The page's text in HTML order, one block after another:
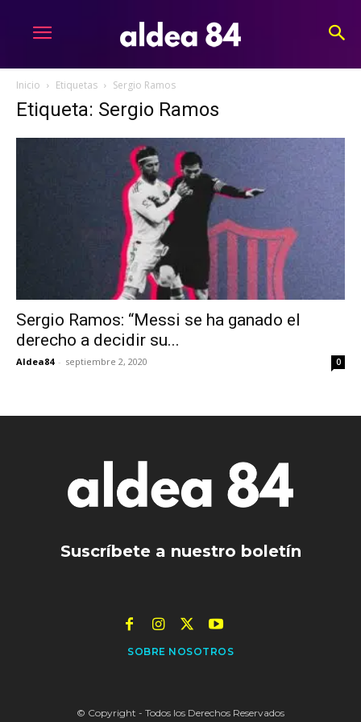
Inicio Etiquetas Sergio Ramos
Etiqueta: Sergio Ramos
Sergio Ramos: “Messi se ha ganado el
derecho a decidir su...
Aldea84 - septiembre 2, 2020 0
Suscríbete a nuestro boletín
SOBRE NOSOTROS
© Copyright - Todos los Derechos Reservados